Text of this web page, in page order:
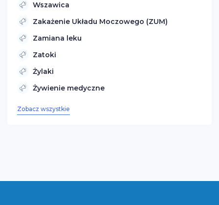
Wszawica
Zakażenie Układu Moczowego (ZUM)
Zamiana leku
Zatoki
Żylaki
Żywienie medyczne
Zobacz wszystkie